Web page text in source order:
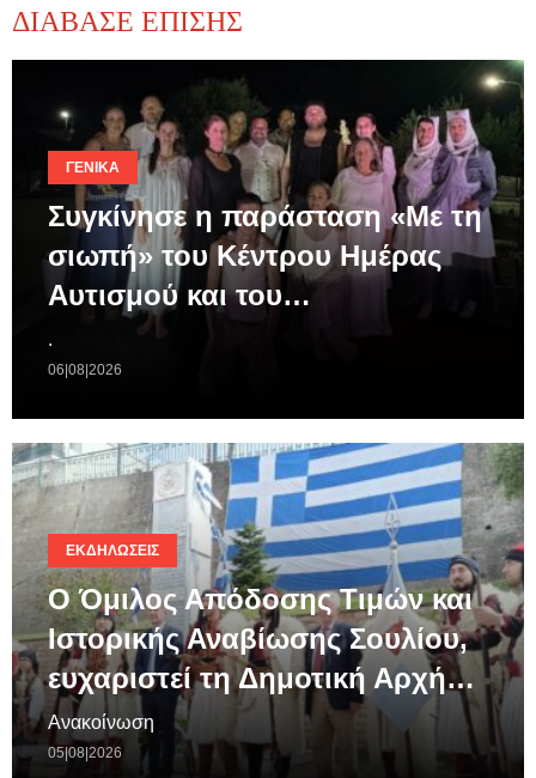
ΔΙΑΒΑΣΕ ΕΠΙΣΗΣ
ΓΕΝΙΚΆ
Συγκίνησε η παράσταση «Με τη
σιωπή» του Κέντρου Ημέρας
Αυτισμού και του…
.
06|08|2026
ΕΚΔΗΛΏΣΕΙΣ
Ο Όμιλος Απόδοσης Τιμών και
Ιστορικής Αναβίωσης Σουλίου,
ευχαριστεί τη Δημοτική Αρχή…
Ανακοίνωση
05|08|2026